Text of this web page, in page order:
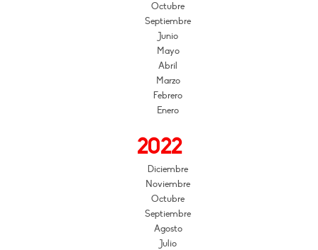
Octubre
Septiembre
Junio
Mayo
Abril
Marzo
Febrero
Enero
2022
Diciembre
Noviembre
Octubre
Septiembre
Agosto
Julio